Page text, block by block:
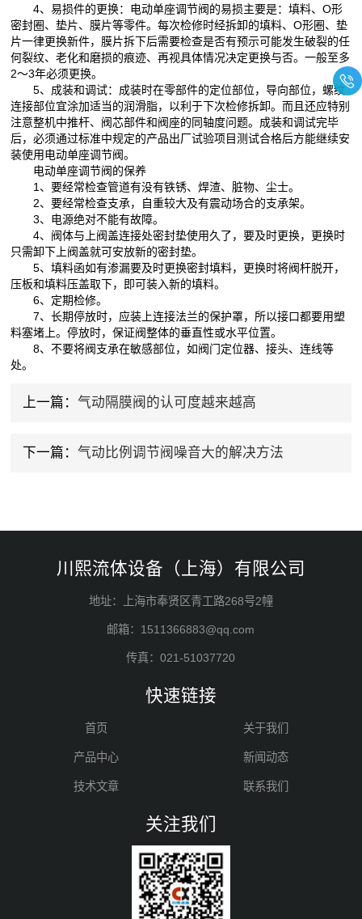
4、易损件的更换：电动单座调节阀的易损主要是：填料、O形
密封圈、垫片、膜片等零件。每次检修时经拆卸的填料、O形圈、垫
片一律更换新件，膜片拆下后需要检查是否有预示可能发生破裂的任
何裂纹、老化和磨损的痕迹、再视具体情况决定更换与否。一般至多
2～3年必须更换。
5、成装和调试：成装时在零部件的定位部位，导向部位，螺纹
连接部位宜涂加适当的润滑脂，以利于下次检修拆卸。而且还应特别
注意整机中推杆、阀芯部件和阀座的同轴度问题。成装和调试完毕
后，必须通过标准中规定的产品出厂试验项目测试合格后方能继续安
装使用电动单座调节阀。
电动单座调节阀的保养
1、要经常检查管道有没有铁锈、焊渣、脏物、尘士。
2、要经常检查支承，自重较大及有震动场合的支承架。
3、电源绝对不能有故障。
4、阀体与上阀盖连接处密封垫使用久了，要及时更换，更换时
只需卸下上阀盖就可安放新的密封垫。
5、填料函如有渗漏要及时更换密封填料，更换时将阀杆脱开，
压板和填料压盖取下，即可装入新的填料。
6、定期检修。
7、长期停放时，应装上连接法兰的保护罩，所以接口都要用塑
料塞堵上。停放时，保证阀整体的垂直性或水平位置。
8、不要将阀支承在敏感部位，如阀门定位器、接头、连线等
处。
上一篇： 气动隔膜阀的认可度越来越高
下一篇： 气动比例调节阀噪音大的解决方法
川熙流体设备（上海）有限公司
地址：上海市奉贤区青工路268号2幢
邮箱：1511366883@qq.com
传真：021-51037720
快速链接
首页 关于我们
产品中心 新闻动态
技术文章 联系我们
关注我们